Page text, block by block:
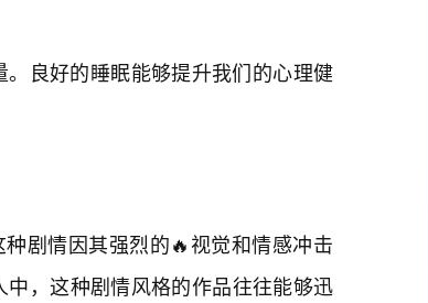
良好的睡眠能够提升我们的心理健
剧情因其强烈的🔥视觉和情感冲击
，这种剧情风格的作品往往能够迅